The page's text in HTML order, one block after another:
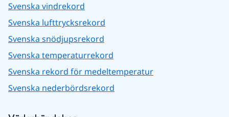
Svenska vindrekord
Svenska lufttrycksrekord
Svenska snödjupsrekord
Svenska temperaturrekord
Svenska rekord för medeltemperatur
Svenska nederbördsrekord